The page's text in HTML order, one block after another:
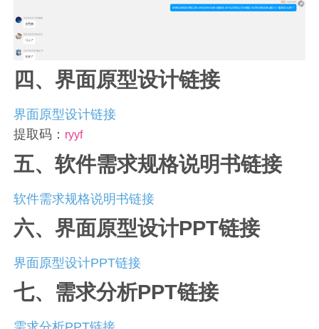
四、界面原型设计链接
界面原型设计链接
提取码： ryyf
五、软件需求规格说明书链接
软件需求规格说明书链接
六、界面原型设计PPT链接
界面原型设计PPT链接
七、需求分析PPT链接